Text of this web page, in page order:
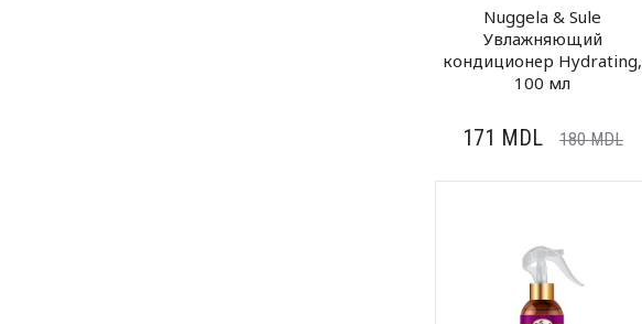
Nuggela & Sule
Увлажняющий
кондиционер Hydrating,
100 мл
171 MDL 180MDL